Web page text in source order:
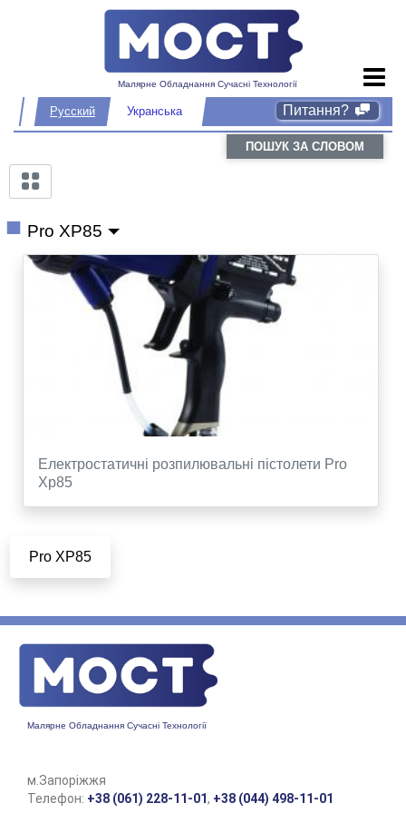
Малярне Обладнання Сучасні Технології
Русский Укранська Питання?
ПОШУК ЗА СЛОВОМ
Pro XP85
Електростатичні розпилювальні пістолети Pro
Xp85
Pro XP85
Малярне Обладнання Сучасні Технології
м.Запоріжжя
Телефон: +38 (061) 228-11-01, +38 (044) 498-11-01